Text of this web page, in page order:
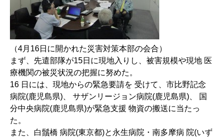
（4月16日に開かれた災害対策本部の会合）
まず、先遣部隊が15日に現地入りし、被害規模や現地 医
療機関の被災状況の把握に努めた。
16 日には、現地からの緊急要請を 受けて、市比野記念
病院(鹿児島県)、 サザンリージョン病院(鹿児島県)、 国
分中央病院(鹿児島県)が緊急支援 物資の搬送に当たっ
た。
また、白鬚橋 病院(東京都)と永生病院・南多摩病 院(いず